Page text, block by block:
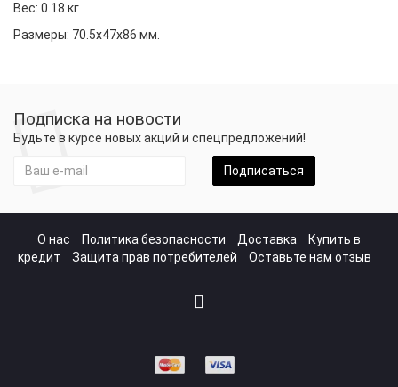
Вес: 0.18 кг
Размеры: 70.5x47x86 мм.
Подписка на новости
Будьте в курсе новых акций и спецпредложений!
Подписаться
О нас Политика безопасности Доставка
Купить в
кредит
Защита прав потребителей Оставьте нам отзыв